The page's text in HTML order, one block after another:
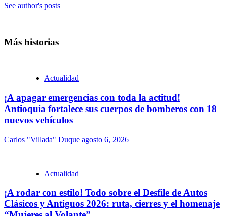
See author's posts
Más historias
Actualidad
¡A apagar emergencias con toda la actitud!
Antioquia fortalece sus cuerpos de bomberos con 18
nuevos vehículos
Carlos "Villada" Duque agosto 6, 2026
Actualidad
¡A rodar con estilo! Todo sobre el Desfile de Autos
Clásicos y Antiguos 2026: ruta, cierres y el homenaje